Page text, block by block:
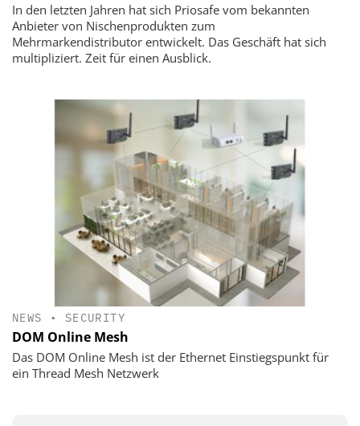
In den letzten Jahren hat sich Priosafe vom bekannten
Anbieter von Nischenprodukten zum
Mehrmarkendistributor entwickelt. Das Geschäft hat sich
multipliziert. Zeit für einen Ausblick.
NEWS • SECURITY
DOM Online Mesh
Das DOM Online Mesh ist der Ethernet Einstiegspunkt für
ein Thread Mesh Netzwerk